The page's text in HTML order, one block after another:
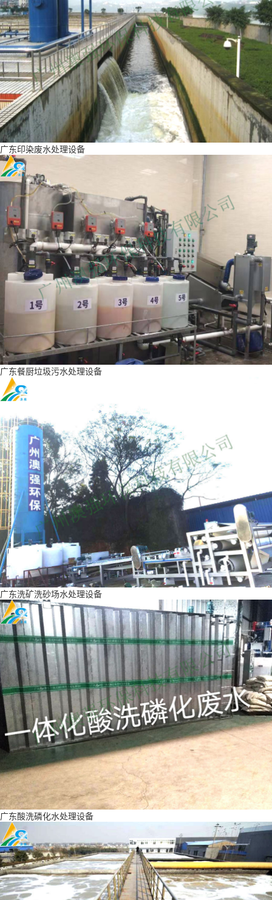
广东印染废水处理设备
广东餐厨垃圾污水处理设备
广东洗矿洗砂场水处理设备
广东酸洗磷化水处理设备